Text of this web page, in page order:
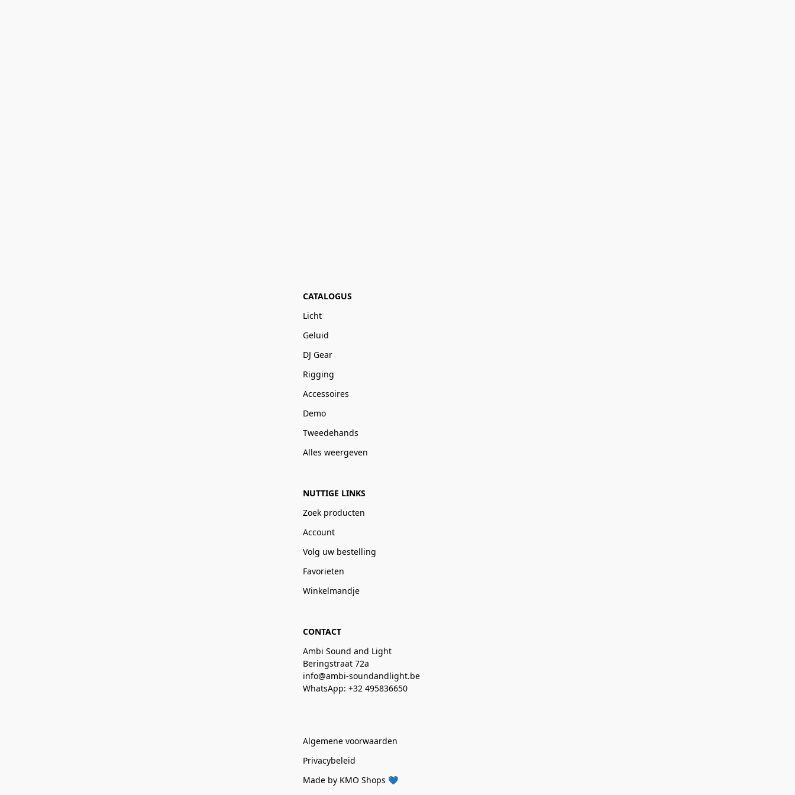
CATALOGUS
Licht
Geluid
DJ Gear
Rigging
Accessoires
Demo
Tweedehands
Alles weergeven
NUTTIGE LINKS
Zoek producten
Account
Volg uw bestelling
Favorieten
Winkelmandje
CONTACT
Ambi Sound and Light
Beringstraat 72a
info@ambi-soundandlight.be
WhatsApp: +32 495836650
Algemene voorwaarden
Privacybeleid
Made by KMO Shops 💙